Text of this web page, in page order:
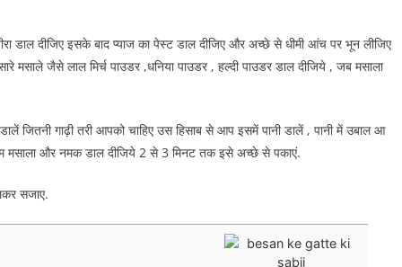
डाल दीजिए इसके बाद प्याज का पेस्ट डाल दीजिए और अच्छे से धीमी आंच पर भून लीजिए
मसाले जैसे लाल मिर्च पाउडर ,धनिया पाउडर , हल्दी पाउडर डाल दीजिये , जब मसाला
जितनी गाढ़ी तरी आपको चाहिए उस हिसाब से आप इसमें पानी डालें , पानी में उबाल आ
मसाला और नमक डाल दीजिये 2 से 3 मिनट तक इसे अच्छे से पकाएं.
सजाए.